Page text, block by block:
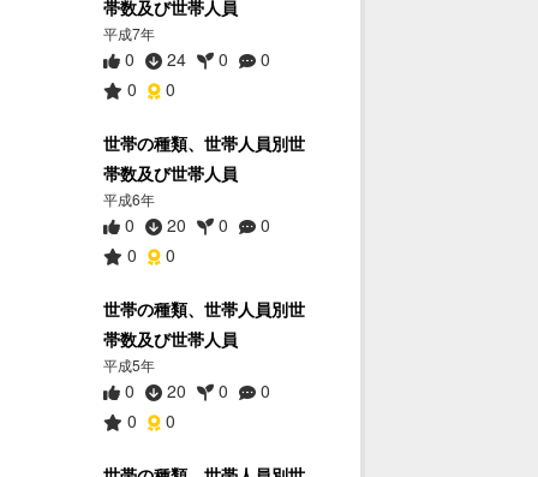
帯数及び世帯人員
平成7年
0 24 0
0
0
0
世帯の種類、世帯人員別世
帯数及び世帯人員
平成6年
0 20 0
0
0
0
世帯の種類、世帯人員別世
帯数及び世帯人員
平成5年
0 20 0
0
0
0